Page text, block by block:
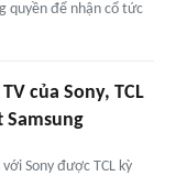
quyền để nhận cổ tức
của Sony, TCL
Sony được TCL kỳ